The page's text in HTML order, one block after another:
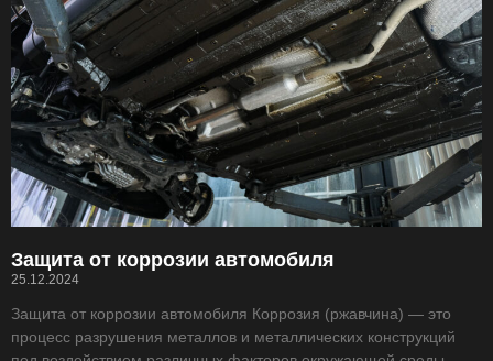
Защита от коррозии автомобиля
25.12.2024
Защита от коррозии автомобиля Коррозия (ржавчина) — это
процесс разрушения металлов и металлических конструкций